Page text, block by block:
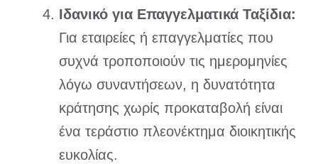
Ιδανικό για Επαγγελματικά Ταξίδια:
Για εταιρείες ή επαγγελματίες που
συχνά τροποποιούν τις ημερομηνίες
λόγω συναντήσεων, η δυνατότητα
κράτησης χωρίς προκαταβολή είναι
ένα τεράστιο πλεονέκτημα διοικητικής
ευκολίας.